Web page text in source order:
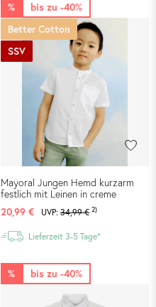
bis zu -40%
%
Better Cotton
SSV
Mayoral Jungen Hemd kurzarm
festlich mit Leinen in creme
20,99 €
UVP: 34,99 € 2)
Lieferzeit 3-5 Tage*
bis zu -40%
%